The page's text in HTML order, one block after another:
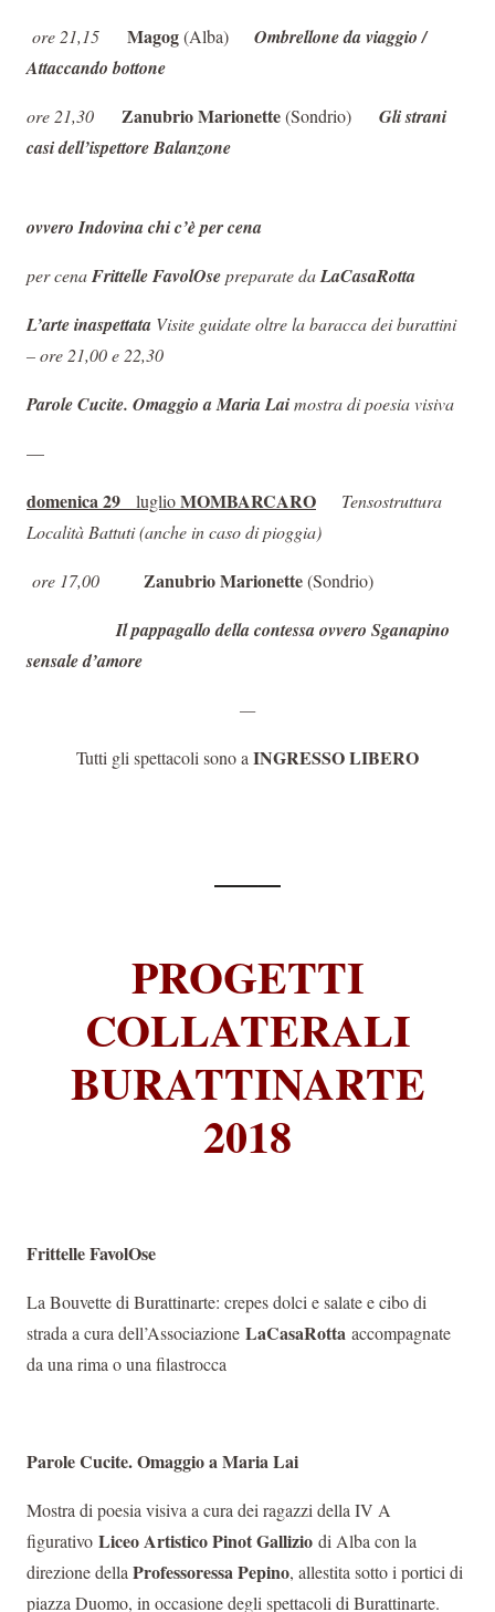
ore 21,15 Magog(Alba)
Ombrellone da viaggio /
Attaccando bottone
ore 21,30 Zanubrio Marionette(Sondrio)
Gli strani
casi dell’ispettore Balanzone
ovvero Indovina chi c’è per cena
per cenaFrittelle FavolOsepreparate daLaCasaRotta
L’arte inaspettata Visite guidate oltre la baracca dei burattini
– ore 21,00 e 22,30
Parole Cucite. Omaggio a Maria Laimostra di poesia visiva
—
domenica 29 luglioMOMBARCARO
Tensostruttura
Località Battuti (anche in caso di pioggia)
ore 17,00 Zanubrio Marionette(Sondrio)
Il pappagallo della contessaovvero Sganapino
sensale d’amore
—
Tutti gli spettacoli sono a INGRESSO LIBERO
—–
PROGETTI
COLLATERALI
BURATTINARTE
2018
Frittelle FavolOse
La Bouvette di Burattinarte: crepes dolci e salate e cibo di
strada a cura dell’Associazione LaCasaRotta accompagnate
da una rima o una filastrocca
Parole Cucite. Omaggio a Maria Lai
Mostra di poesia visiva a cura dei ragazzi della IV A
figurativo Liceo Artistico Pinot Gallizio di Alba con la
direzione della Professoressa Pepino, allestita sotto i portici di
piazza Duomo, in occasione degli spettacoli di Burattinarte.